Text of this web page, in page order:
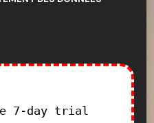
7-day trial